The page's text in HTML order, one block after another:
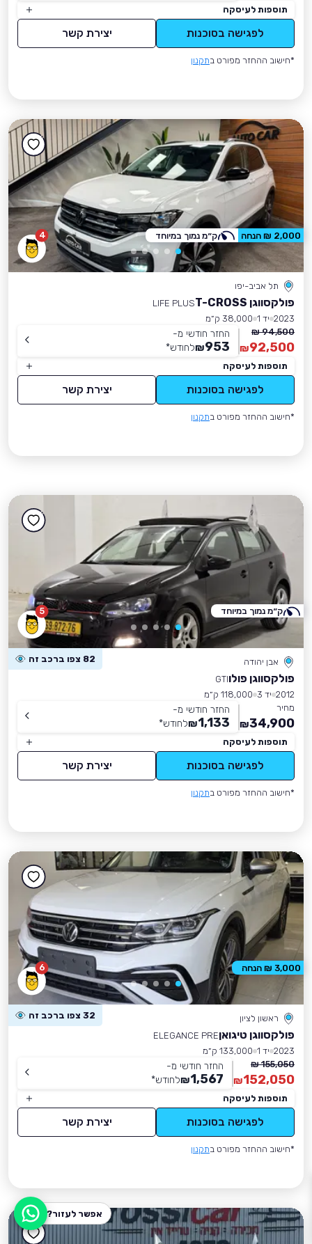
תוספות לעיסקה
לפגישה בסוכנות יצירת קשר
*חישוב ההחזר מפורט בתקנון
4
תל אביב-יפו
פולקסווגן T-CROSS
LIFE PLUS
2023 יד 1
38,000 ק״מ
94,500 ₪
92,500
₪
החזר חודשי מ-
953
₪לחודש*
תוספות לעיסקה
לפגישה בסוכנות יצירת קשר
*חישוב ההחזר מפורט בתקנון
2,000 ₪ הנחה ק״מ נמוך במיוחד
5
אבן יהודה 82 צפו ברכב זה
פולקסווגן פולוGTI
2012 יד 3
118,000 ק״מ
מחיר
34,900
₪
החזר חודשי מ-
1,133
₪לחודש*
תוספות לעיסקה
לפגישה בסוכנות יצירת קשר
*חישוב ההחזר מפורט בתקנון
ק״מ נמוך במיוחד
6
ראשון לציון 32 צפו ברכב זה
פולקסווגן טיגואןELEGANCE PRE
2023 יד 1
133,000 ק״מ
155,050 ₪
152,050
₪
החזר חודשי מ-
1,567
₪לחודש*
תוספות לעיסקה
לפגישה בסוכנות יצירת קשר
*חישוב ההחזר מפורט בתקנון
3,000 ₪ הנחה
אפשר לעזור?